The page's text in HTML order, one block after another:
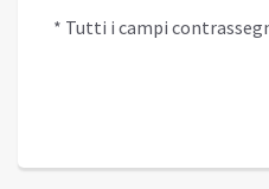
* Tutti i campi